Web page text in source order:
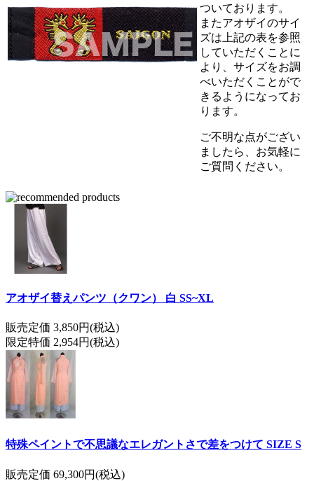
ついております。
またアオザイのサイ
ズは上記の表を参照
していただくことに
より、サイズをお調
べいただくことがで
きるようになってお
ります。
ご不明な点がござい
ましたら、お気軽に
ご質問ください。
アオザイ替えパンツ（クワン） 白 SS~XL
販売定価 3,850円(税込)
限定特価 2,954円(税込)
特殊ペイントで不思議なエレガントさで差をつけて SIZE S
販売定価 69,300円(税込)